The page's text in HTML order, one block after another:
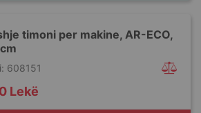
timoni per makine, AR-ECO,
608151
Lekë